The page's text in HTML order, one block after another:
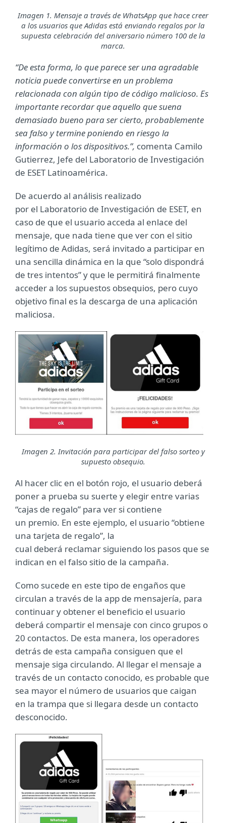
Imagen 1. Mensaje a través de WhatsApp que hace creer
a los usuarios que Adidas está enviando regalos por la
supuesta celebración del aniversario número 100 de la
marca.
“De esta forma, lo que parece ser una agradable
noticia puede convertirse en un problema
relacionada con algún tipo de código malicioso. Es
importante recordar que aquello que suena
demasiado bueno para ser cierto, probablemente
sea falso y termine poniendo en riesgo la
información o los dispositivos.”, comenta Camilo
Gutierrez, Jefe del Laboratorio de Investigación
de ESET Latinoamérica.
De acuerdo al análisis realizado
por el Laboratorio de Investigación de ESET, en
caso de que el usuario acceda al enlace del
mensaje, que nada tiene que ver con el sitio
legítimo de Adidas, será invitado a participar en
una sencilla dinámica en la que “solo dispondrá
de tres intentos” y que le permitirá finalmente
acceder a los supuestos obsequios, pero cuyo
objetivo final es la descarga de una aplicación
maliciosa.
Imagen 2. Invitación para participar del falso sorteo y
supuesto obsequio.
Al hacer clic en el botón rojo, el usuario deberá
poner a prueba su suerte y elegir entre varias
“cajas de regalo” para ver si contiene
un premio. En este ejemplo, el usuario “obtiene
una tarjeta de regalo”, la
cual deberá reclamar siguiendo los pasos que se
indican en el falso sitio de la campaña.
Como sucede en este tipo de engaños que
circulan a través de la app de mensajería, para
continuar y obtener el beneficio el usuario
deberá compartir el mensaje con cinco grupos o
20 contactos. De esta manera, los operadores
detrás de esta campaña consiguen que el
mensaje siga circulando. Al llegar el mensaje a
través de un contacto conocido, es probable que
sea mayor el número de usuarios que caigan
en la trampa que si llegara desde un contacto
desconocido.